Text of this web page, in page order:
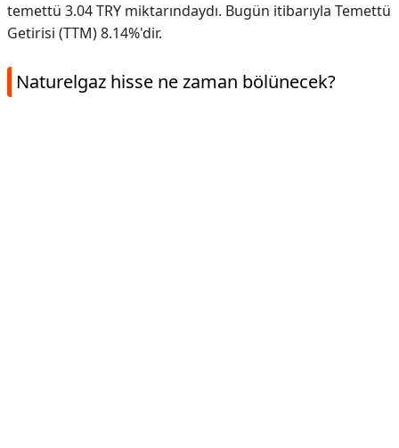
temettü 3.04 TRY miktarındaydı. Bugün itibarıyla Temettü
Getirisi (TTM) 8.14%'dir.
Naturelgaz hisse ne zaman bölünecek?